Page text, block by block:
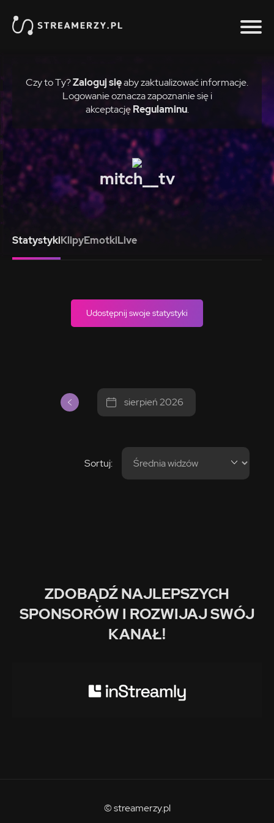
Czy to Ty?Zaloguj sięaby zaktualizować informacje.
Logowanie oznacza zapoznanie się i
akceptację Regulaminu.
mitch__tv
StatystykiKlipyEmotkiLive
Udostępnij swoje statystyki
sierpień 2026
Sortuj:
ZDOBĄDŹ NAJLEPSZYCH
SPONSORÓW I ROZWIJAJ SWÓJ
KANAŁ!
© streamerzy.pl